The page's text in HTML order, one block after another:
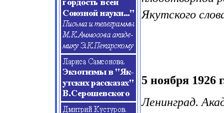
Якутского
5 ноября 1926
Ленинград.